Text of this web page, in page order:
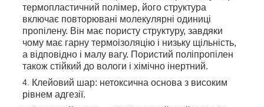
термопластичний полімер, його структура
включає повторювані молекулярні одиниці
пропілену. Він має пористу структуру, завдяки
чому має гарну термоізоляцію і низьку щільність,
а відповідно і малу вагу. Пористий поліпропілен
також стійкий до вологи і хімічно інертний.
Клейовий шар: нетоксична основа з високим
рівнем адгезії.